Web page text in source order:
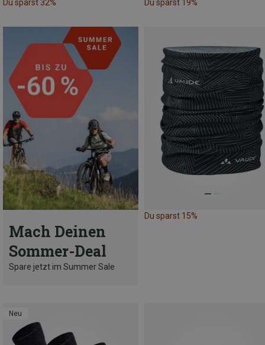
Du sparst 32% Du sparst 19%
Mach Deinen
Sommer-Deal
Spare jetzt im Summer Sale
Du sparst 15%
Neu